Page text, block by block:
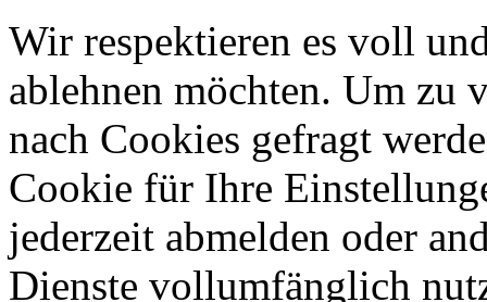
Wir respektieren es voll
ablehnen möchten. Um zu
nach Cookies gefragt
Cookie für Ihre
jederzeit abmelden oder
Dienste vollumfänglich